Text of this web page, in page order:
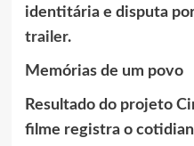
identitária e disputa
trailer.
Memórias de um povo
Resultado do projeto
filme registra o